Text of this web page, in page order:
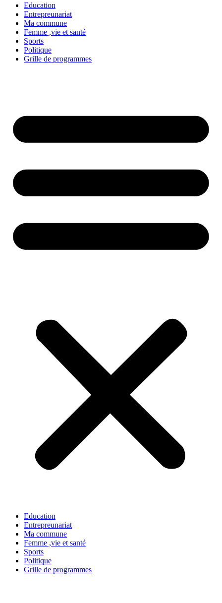
Education
Entrepreunariat
Ma commune
Femme ,vie et santé
Sports
Politique
Grille de programmes
Education
Entrepreunariat
Ma commune
Femme ,vie et santé
Sports
Politique
Grille de programmes